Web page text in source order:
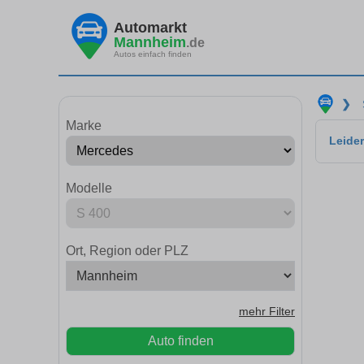
Automarkt
Mannheim.de
Autos einfach finden
Marke
Modelle
Ort, Region oder PLZ
mehr Filter
Auto finden
❯